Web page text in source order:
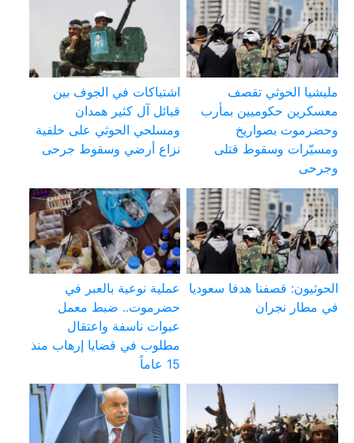
مليشيا الحوثي تقصف
معسكرين حكوميين بمأرب
وحضرموت بصواريخ
ومسيّرات وسقوط قتلى
وجرحى
اشتباكات في الجوف بين
قبائل آل كثير همدان
ومسلحي الحوثي على خلفية
نزاع أرضي وسقوط جرحى
الحوثيون: قصفنا هدفا سعوديا
في مطار نجران
عملية نوعية بالعبر في
حضرموت.. ضبط معمل
عبوات ناسفة واعتقال
مطلوب في قضايا إرهاب منذ
15 عاماً